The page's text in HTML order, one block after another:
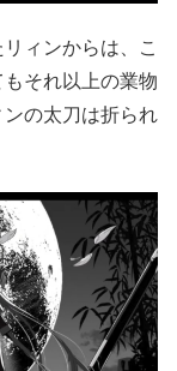
ィンからは、こ
それ以上の業物
の太刀は折られ